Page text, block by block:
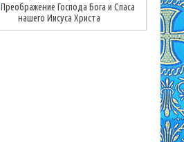
Преображение Господа Бога и Спаса
нашего Иисуса Христа